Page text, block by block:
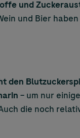
und
und Bier
den
– um nur
die noch